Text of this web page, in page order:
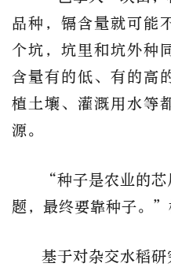
品种，镉含量就可能
个坑，坑里和坑外种
含量有的低、有的高
植土壤、灌溉用水等
源。
“种子是农业的
题，最终要靠种子。”
基于对杂交水稻研